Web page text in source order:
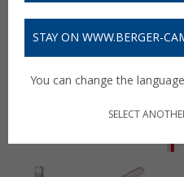
STAY ON WWW.BERGER-
You can change the
SELECT